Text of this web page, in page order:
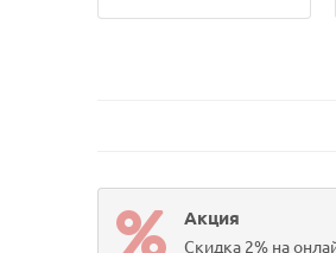
Акция
Скидка 2% на